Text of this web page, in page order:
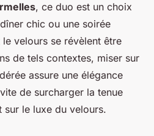
, ce duo est un choix
chic ou une soirée
le velours se révèlent être
de tels contextes, miser sur
assure une élégance
de surcharger la tenue
sur le luxe du velours.